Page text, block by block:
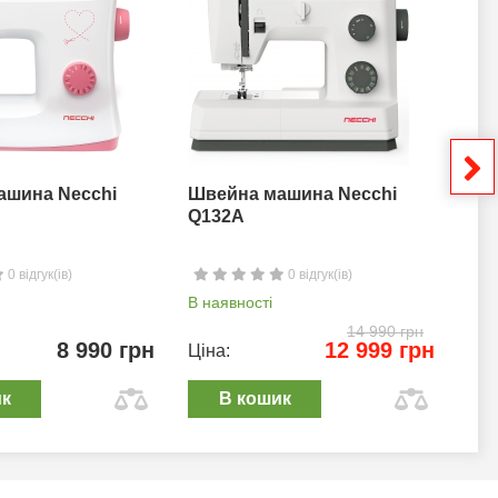
Necchi
0 відгук(ів)
8 990 грн
Швейна машина Necchi
Q132A
0 відгук(ів)
В наявності
14 990 грн
Ціна: 12 999 грн
В кошик